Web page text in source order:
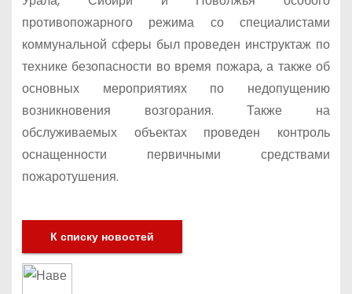
противопожарного режима со специалистами
коммунальной сферы был проведен инструктаж по
технике безопасности во время пожара, а также об
основных мероприятиях по недопущению
возникновения возгорания. Также на
обслуживаемых объектах проведен контроль
оснащенности первичными средствами
пожаротушения.
К списку новостей